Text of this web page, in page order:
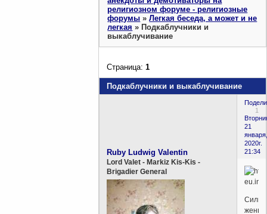
религиозном форуме - религиозные
форумы »Легкая беседа, а может и не
легкая »Подкаблучники и
выкаблучивание
Подкаблучники и выкаблучивание
Страница:1
1
21
января,
2020г.
21:34
Ruby Ludwig Valentin
Lord Valet - Markiz Kis-Kis -
Brigadier General